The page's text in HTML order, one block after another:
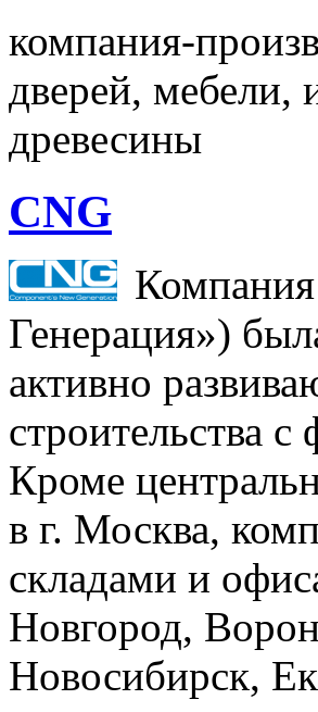
компания-
дверей, мебели,
древесины
CNG
Генерация»)
активно
строительства
Кроме
в г. Москва,
складами и
Новгород,
Новосибирск,